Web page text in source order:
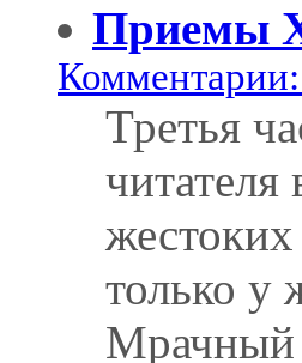
Приемы
Третья
только у
Мрачный